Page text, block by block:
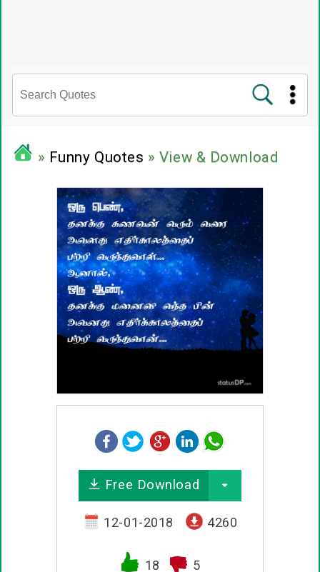
பழமொழிகள்
ஊக்கம் / உத்வேக பொன்மொழிகள்
காதல் பொன்மொழிகள்
மகிழ்ச்சி பொன்மொழிகள்
பொதுவான பொன்மொழிகள்
கடவுள் பொன்மொழிகள்
» Funny Quotes » View & Download
Free Download
12-01-2018 4260
18 5